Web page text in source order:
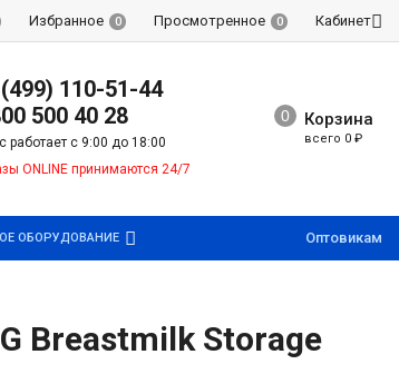
Избранное 0 Просмотренное 0 Кабинет
110-51-44
500 40 28
работает с 9:00 до 18:00
ONLINE принимаются 24/7
Корзина
всего 0 ₽
ОБОРУДОВАНИЕ Оптовикам
Breastmilk Storage